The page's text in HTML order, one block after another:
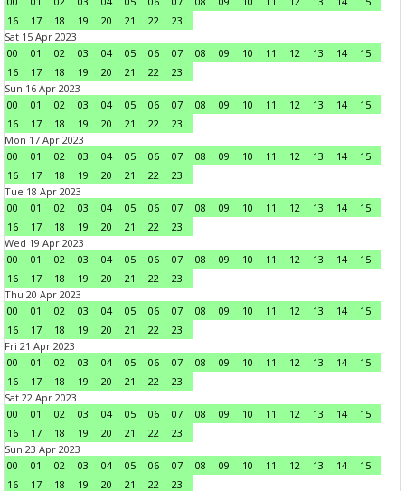
16
17 18 19 20 21 22
23
Sat 15 Apr 2023
00
01 02 03 04 05 06 07 08 09 10 11 12 13 14
15
16
17 18 19 20 21 22
23
Sun 16 Apr 2023
00
01 02 03 04 05 06 07 08 09 10 11 12 13 14
15
16
17 18 19 20 21 22
23
Mon 17 Apr 2023
00
01 02 03 04 05 06 07 08 09 10 11 12 13 14
15
16
17 18 19 20 21 22
23
Tue 18 Apr 2023
00
01 02 03 04 05 06 07 08 09 10 11 12 13 14
15
16
17 18 19 20 21 22
23
Wed 19 Apr 2023
00
01 02 03 04 05 06 07 08 09 10 11 12 13 14
15
16
17 18 19 20 21 22
23
Thu 20 Apr 2023
00
01 02 03 04 05 06 07 08 09 10 11 12 13 14
15
16
17 18 19 20 21 22
23
Fri 21 Apr 2023
00
01 02 03 04 05 06 07 08 09 10 11 12 13 14
15
16
17 18 19 20 21 22
23
Sat 22 Apr 2023
00
01 02 03 04 05 06 07 08 09 10 11 12 13 14
15
16
17 18 19 20 21 22
23
Sun 23 Apr 2023
00
01 02 03 04 05 06 07 08 09 10 11 12 13 14
15
16
17 18 19 20 21 22
23